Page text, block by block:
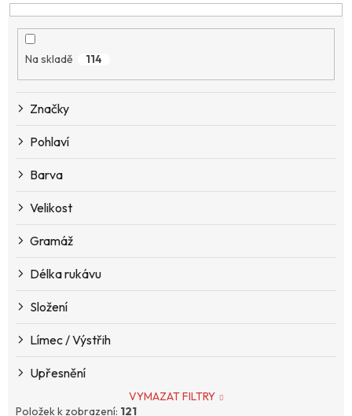
n
Na skladě 114
Značky
Pohlaví
Barva
Velikost
Gramáž
Délka rukávu
Složení
Límec / Výstřih
Upřesnění
VYMAZAT FILTRY
Položek k zobrazení: 121